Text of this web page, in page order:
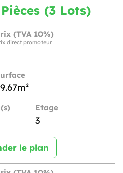
(3 Lots)
(TVA 10%)
direct promoteur
Etage
3
le plan